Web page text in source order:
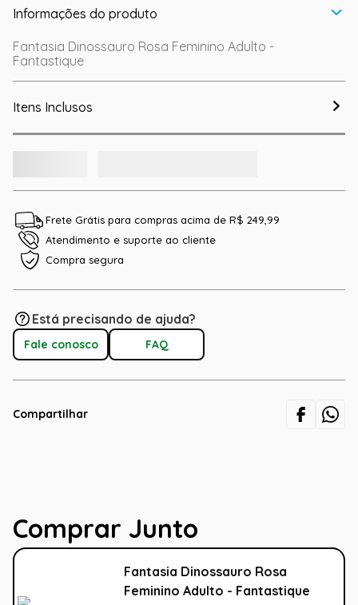
Informações do produto
Fantasia Dinossauro Rosa Feminino Adulto -
Fantastique
Itens Inclusos
Frete Grátis para compras acima de R$ 249,99
Atendimento e suporte ao cliente
Compra segura
Está precisando de ajuda?
Fale conosco FAQ
Compartilhar
Comprar Junto
Fantasia Dinossauro Rosa
Feminino Adulto - Fantastique